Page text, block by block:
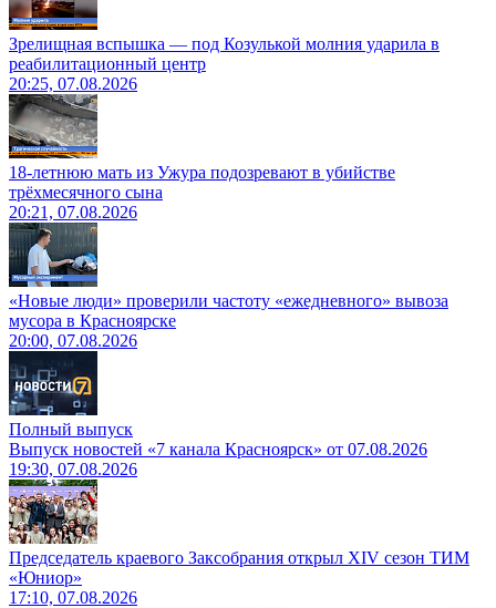
Зрелищная вспышка — под Козулькой молния ударила в
реабилитационный центр
20:25, 07.08.2026
18-летнюю мать из Ужура подозревают в убийстве
трёхмесячного сына
20:21, 07.08.2026
«Новые люди» проверили частоту «ежедневного» вывоза
мусора в Красноярске
20:00, 07.08.2026
Полный выпуск
Выпуск новостей «7 канала Красноярск» от 07.08.2026
19:30, 07.08.2026
Председатель краевого Заксобрания открыл XIV сезон ТИМ
«Юниор»
17:10, 07.08.2026